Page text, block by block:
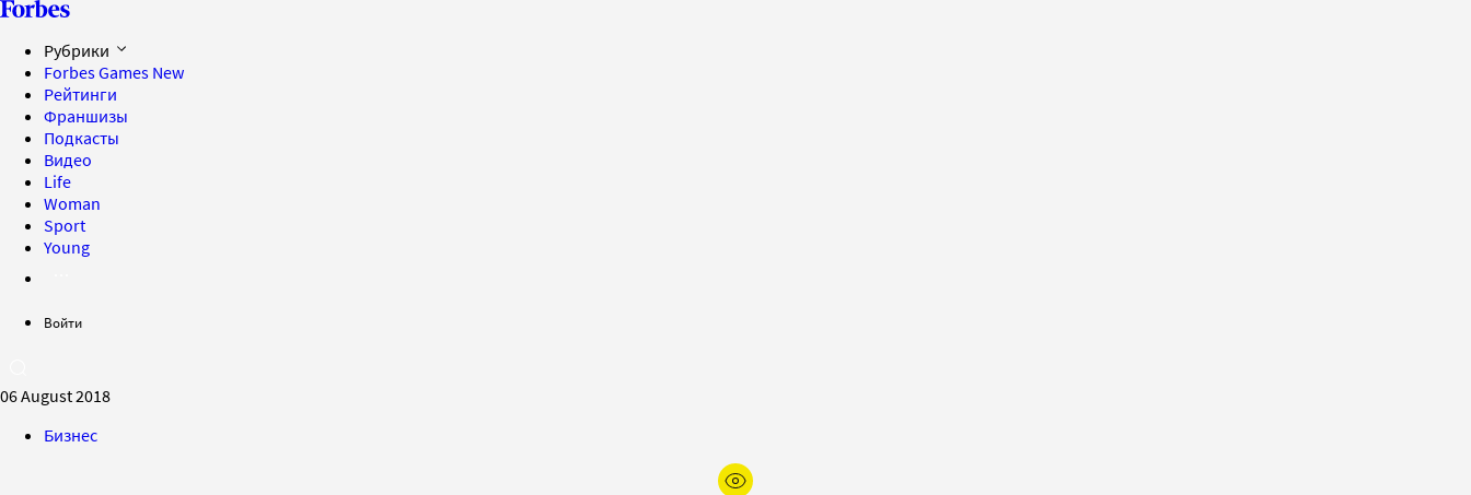
Рубрики
Forbes Games New
Рейтинги
Франшизы
Подкасты
Видео
Life
Woman
Sport
Young
Войти
06 August 2018
Бизнес